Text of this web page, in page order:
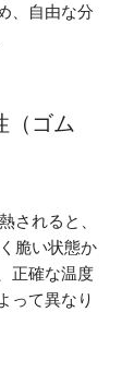
、自由な分
（ゴム
されると、
脆い状態か
正確な温度
って異なり